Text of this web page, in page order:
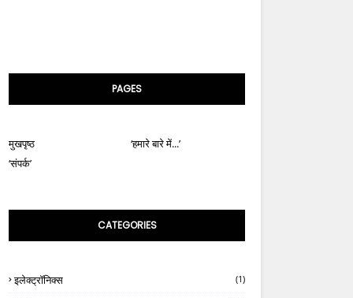
PAGES
मुखपृष्ठ
‘हमारे बारे में...’
‘संपर्क’
CATEGORIES
इलेक्ट्रॉनिक्स (1)